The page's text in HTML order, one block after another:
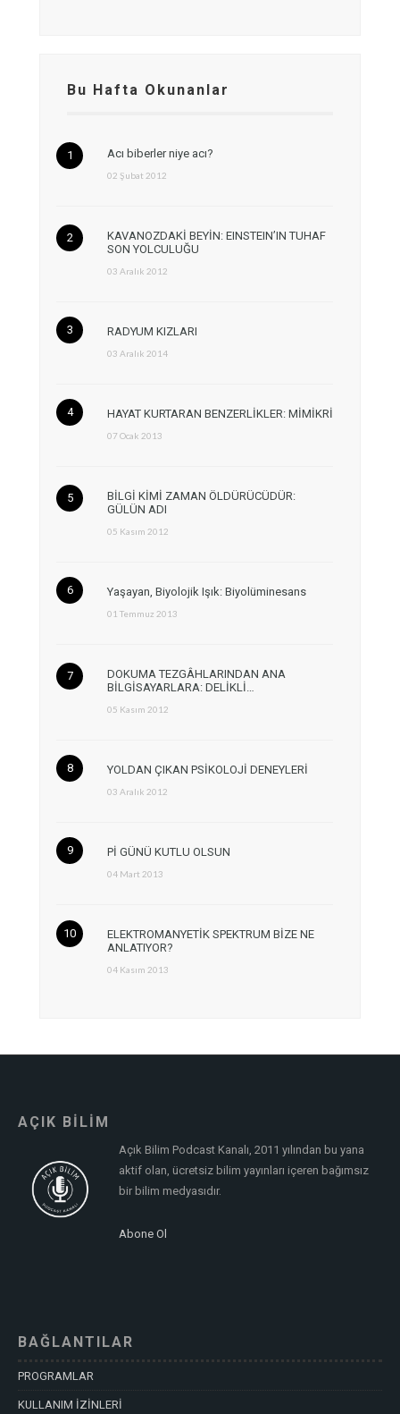
Bu Hafta Okunanlar
Acı biberler niye acı?
02 Şubat 2012
KAVANOZDAKİ BEYİN: EINSTEIN’IN TUHAF
SON YOLCULUĞU
03 Aralık 2012
RADYUM KIZLARI
03 Aralık 2014
HAYAT KURTARAN BENZERLİKLER: MİMİKRİ
07 Ocak 2013
BİLGİ KİMİ ZAMAN ÖLDÜRÜCÜDÜR:
GÜLÜN ADI
05 Kasım 2012
Yaşayan, Biyolojik Işık: Biyolüminesans
01 Temmuz 2013
DOKUMA TEZGÂHLARINDAN ANA
BİLGİSAYARLARA: DELİKLİ…
05 Kasım 2012
YOLDAN ÇIKAN PSİKOLOJİ DENEYLERİ
03 Aralık 2012
Pİ GÜNÜ KUTLU OLSUN
04 Mart 2013
ELEKTROMANYETİK SPEKTRUM BİZE NE
ANLATIYOR?
04 Kasım 2013
AÇIK BİLİM
Açık Bilim Podcast Kanalı, 2011 yılından bu yana
aktif olan, ücretsiz bilim yayınları içeren bağımsız
bir bilim medyasıdır.
Abone Ol
BAĞLANTILAR
PROGRAMLAR
KULLANIM İZİNLERİ